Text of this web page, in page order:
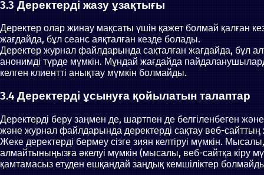
3.3 Деректерді жазу ұзақтығы
Деректер олар жинау мақсаты үшін қажет болмай қалған
жағдайда, бұл сеанс аяқталған кезде болады.
Деректер журнал файлдарында сақталған жағдайда, бұл
анонимді түрде мүмкін. Мұндай жағдайда
келген клиентті анықтау мүмкін болмайды.
3.4 Деректерді ұсынуға қойылатын талаптар
Деректерді беру заңмен де, шартпен де белгіленбеген
және журнал файлдарында деректерді сақтау веб-сайттың
Жеке деректерді бермеу сізге зиян келтіруі мүмкін.
алмайтыныңызға әкелуі мүмкін (мысалы, веб-сайтқа кіру
қамтамасыз етуден ешқандай заңдық кемшіліктер